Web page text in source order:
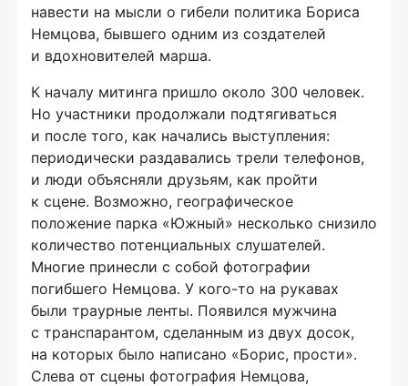
навести на мысли о гибели политика Бориса
Немцова, бывшего одним из создателей
и вдохновителей марша.
К началу митинга пришло около 300 человек.
Но участники продолжали подтягиваться
и после того, как начались выступления:
периодически раздавались трели телефонов,
и люди объясняли друзьям, как пройти
к сцене. Возможно, географическое
положение парка «Южный» несколько снизило
количество потенциальных слушателей.
Многие принесли с собой фотографии
погибшего Немцова. У кого-то на рукавах
были траурные ленты. Появился мужчина
с транспарантом, сделанным из двух досок,
на которых было написано «Борис, прости».
Слева от сцены фотография Немцова,